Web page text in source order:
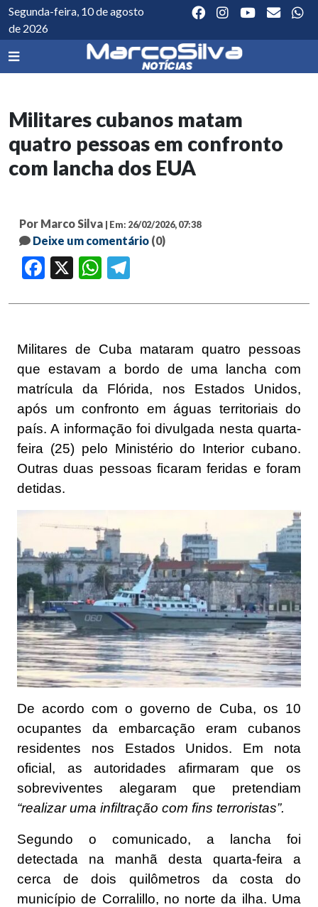
Segunda-feira, 10 de agosto
de 2026
Militares cubanos matam
quatro pessoas em confronto
com lancha dos EUA
Por Marco Silva | Em: 26/02/2026, 07:38
Deixe um comentário (0)
Facebook WhatsApp
Militares de Cuba mataram quatro pessoas
que estavam a bordo de uma lancha com
matrícula da Flórida, nos Estados Unidos,
após um confronto em águas territoriais do
país. A informação foi divulgada nesta quarta-
feira (25) pelo Ministério do Interior cubano.
Outras duas pessoas ficaram feridas e foram
detidas.
De acordo com o governo de Cuba, os 10
ocupantes da embarcação eram cubanos
residentes nos Estados Unidos. Em nota
oficial, as autoridades afirmaram que os
sobreviventes alegaram que pretendiam
“realizar uma infiltração com fins terroristas”.
Segundo o comunicado, a lancha foi
detectada na manhã desta quarta-feira a
cerca de dois quilômetros da costa do
município de Corralillo, no norte da ilha. Uma